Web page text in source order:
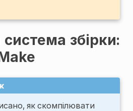
збірки:
як скомпілювати